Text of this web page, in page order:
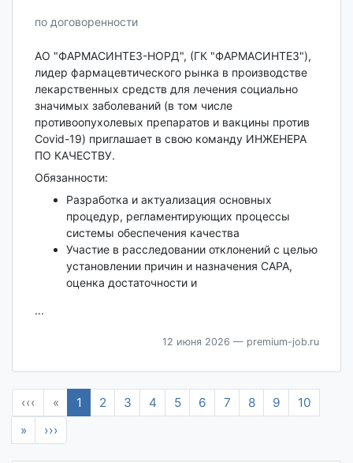
по договоренности
АО "ФАРМАСИНТЕЗ-НОРД", (ГК "ФАРМАСИНТЕЗ"),
лидер фармацевтического рынка в производстве
лекарственных средств для лечения социально
значимых заболеваний (в том числе
противоопухолевых препаратов и вакцины против
Covid-19) приглашает в свою команду ИНЖЕНЕРА
ПО КАЧЕСТВУ.
Обязанности:
Разработка и актуализация основных
процедур, регламентирующих процессы
системы обеспечения качества
Участие в расследовании отклонений с целью
установлении причин и назначения САРА,
оценка достаточности и
...
12 июня 2026 — premium-job.ru
‹‹‹ « 1 2 3 4 5 6 7 8 9
10
»
›››